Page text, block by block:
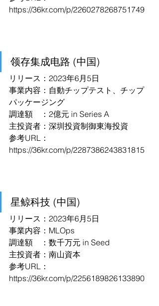
https://36kr.com/p/2260278268751749
领存集成电路 (中国)
リリース：2023年6月5日
事業内容：自動チップテスト、チップ
パッケージング
調達額　：2億元 in Series A
主投資者：深圳投資制御東海投資
参考URL：
https://36kr.com/p/2287386243831815
星鲸科技 (中国)
リリース：2023年6月5日
事業内容：MLOps
調達額　：数千万元 in Seed
主投資者：南山資本
参考URL：
https://36kr.com/p/2256189826133890